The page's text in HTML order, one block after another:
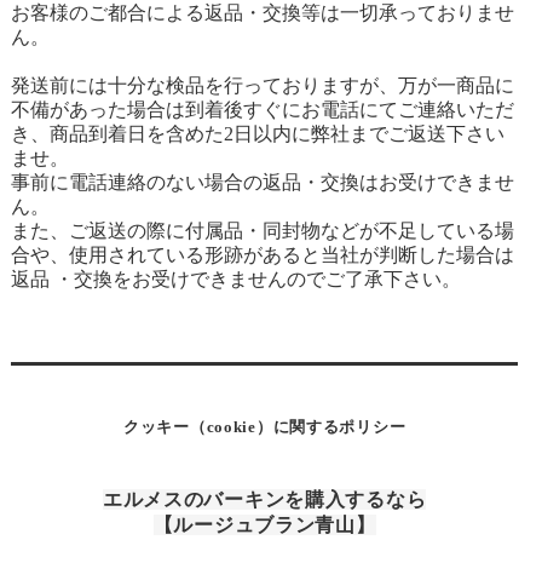
お客様のご都合による返品・交換等は一切承っておりませ
ん。
発送前には十分な検品を行っておりますが、万が一商品に
不備があった場合は到着後すぐにお電話にてご連絡いただ
き、商品到着日を含めた2日以内に弊社までご返送下さい
ませ。
事前に電話連絡のない場合の返品・交換はお受けできませ
ん。
また、ご返送の際に付属品・同封物などが不足している場
合や、使用されている形跡があると当社が判断した場合は
返品 ・交換をお受けできませんのでご了承下さい。
クッキー（cookie）に関するポリシー
エルメスのバーキンを購入するなら
【ルージュブラン青山】